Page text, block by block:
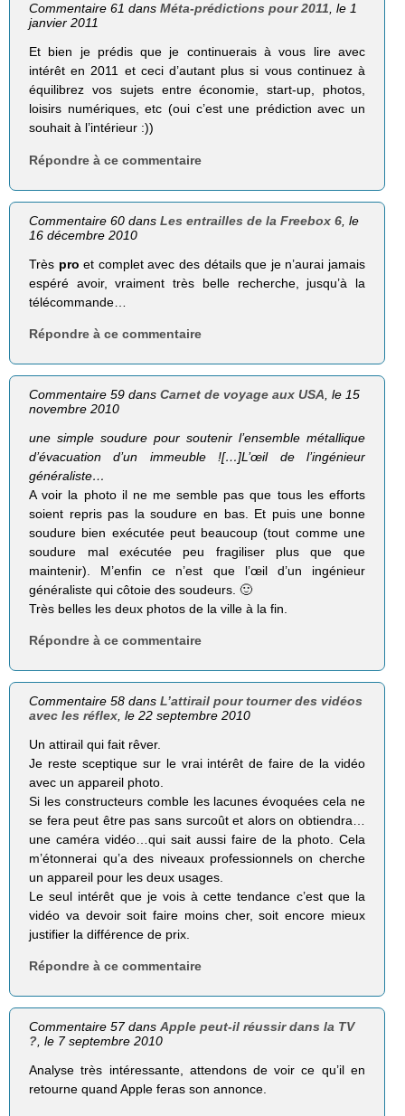
Commentaire 61 dansMéta-prédictions pour 2011, le 1
janvier 2011
Et bien je prédis que je continuerais à vous lire avec
intérêt en 2011 et ceci d’autant plus si vous continuez à
équilibrez vos sujets entre économie, start-up, photos,
loisirs numériques, etc (oui c’est une prédiction avec un
souhait à l’intérieur :))
Répondre à ce commentaire
Commentaire 60 dansLes entrailles de la Freebox 6 , le
16 décembre 2010
Très pro et complet avec des détails que je n’aurai jamais
espéré avoir, vraiment très belle recherche, jusqu’à la
télécommande…
Répondre à ce commentaire
Commentaire 59 dansCarnet de voyage aux USA , le 15
novembre 2010
une simple sou­dure pour sou­te­nir l’ensemble métal­lique
d’évacuation d’un immeuble ![…]L’œil de l’ingénieur
généraliste…
A voir la photo il ne me semble pas que tous les efforts
soient repris pas la soudure en bas. Et puis une bonne
soudure bien exécutée peut beaucoup (tout comme une
soudure mal exécutée peu fragiliser plus que que
maintenir). M’enfin ce n’est que l’œil d’un ingénieur
généraliste qui côtoie des soudeurs. 🙂
Très belles les deux photos de la ville à la fin.
Répondre à ce commentaire
Commentaire 58 dansL’attirail pour tourner des vidéos
avec les réflex , le 22 septembre 2010
Un attirail qui fait rêver.
Je reste sceptique sur le vrai intérêt de faire de la vidéo
avec un appareil photo.
Si les constructeurs comble les lacunes évoquées cela ne
se fera peut être pas sans surcoût et alors on obtiendra…
une caméra vidéo…qui sait aussi faire de la photo. Cela
m’étonnerai qu’a des niveaux professionnels on cherche
un appareil pour les deux usages.
Le seul intérêt que je vois à cette tendance c’est que la
vidéo va devoir soit faire moins cher, soit encore mieux
justifier la différence de prix.
Répondre à ce commentaire
Commentaire 57 dansApple peut-il réussir dans la TV
?, le 7 septembre 2010
Analyse très intéressante, attendons de voir ce qu’il en
retourne quand Apple feras son annonce.